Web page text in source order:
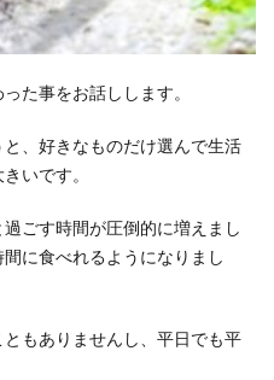
た事をお話しします。
、好きなものだけ選んで生活
いです。
ごす時間が圧倒的に増えまし
に食べれるようになりまし
もありませんし、平日でも平